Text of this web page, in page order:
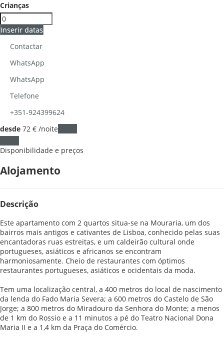
Crianças
Inserir datas
Contactar
WhatsApp
WhatsApp
Telefone
+351-924399624
desde 72 € /noite
Disponibilidade e preços
Alojamento
Descrição
Este apartamento com 2 quartos situa-se na Mouraria, um dos
bairros mais antigos e cativantes de Lisboa, conhecido pelas suas
encantadoras ruas estreitas, e um caldeirão cultural onde
portugueses, asiáticos e africanos se encontram
harmoniosamente. Cheio de restaurantes com óptimos
restaurantes portugueses, asiáticos e ocidentais da moda.
Tem uma localização central, a 400 metros do local de nascimento
da lenda do Fado Maria Severa; a 600 metros do Castelo de São
Jorge; a 800 metros do Miradouro da Senhora do Monte; a menos
de 1 km do Rossio e a 11 minutos a pé do Teatro Nacional Dona
Maria II e a 1,4 km da Praça do Comércio.